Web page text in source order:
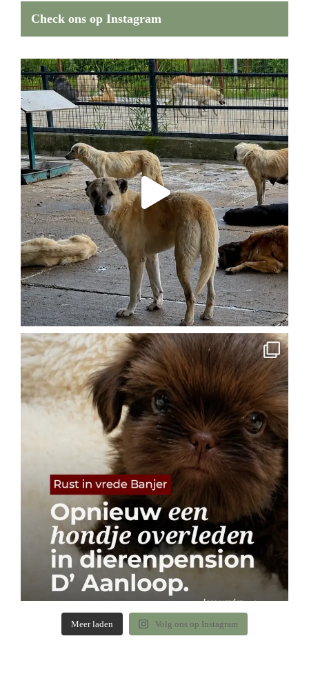
Check ons op Instagram
Meer laden Volg ons op Instagram